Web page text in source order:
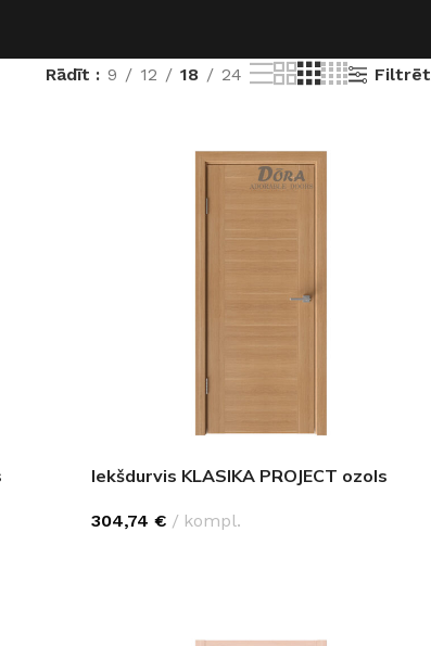
Rādīt 9 12 18 24 Filtrēt
Iekšdurvis KLASIKA PROJECT ozols
304,74 € kompl.